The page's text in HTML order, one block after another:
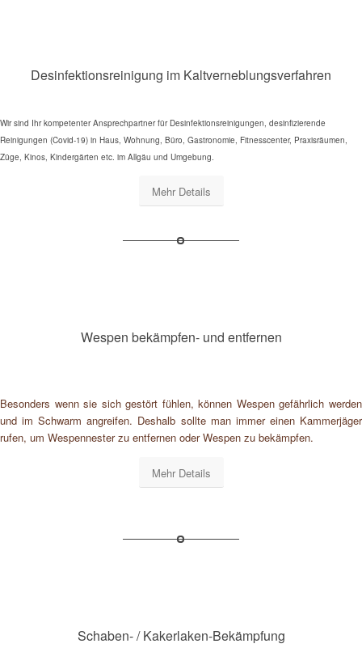
Desinfektionsreinigung im Kaltverneblungsverfahren
Wir sind Ihr kompetenter Ansprechpartner für Desinfektionsreinigungen, desinfizierende
Reinigungen (Covid-19) in Haus, Wohnung, Büro, Gastronomie, Fitnesscenter, Praxisräumen,
Züge, Kinos, Kindergärten etc. im Allgäu und Umgebung.
Mehr Details
Wespen bekämpfen- und entfernen
Besonders wenn sie sich gestört fühlen, können Wespen gefährlich werden
und im Schwarm angreifen. Deshalb sollte man immer einen Kammerjäger
rufen, um Wespennester zu entfernen oder Wespen zu bekämpfen.
Mehr Details
Schaben- / Kakerlaken-Bekämpfung